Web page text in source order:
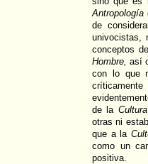
Antropología
de
univocistas,
conceptos de
Hombre, así
con lo que
de la Cultura
otras ni
que a la
como un
positiva.